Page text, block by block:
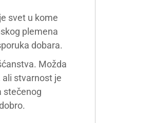
svet u kome
plemena
dobara.
Možda
ali stvarnost je
stečenog